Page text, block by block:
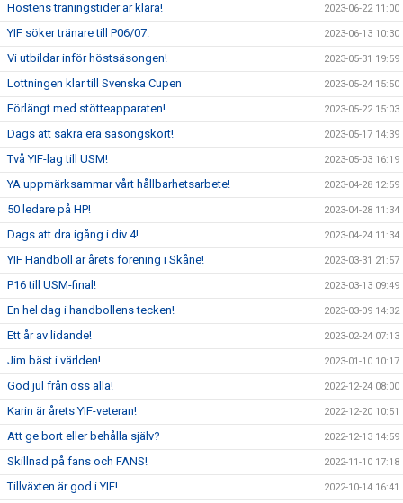
Höstens träningstider är klara! 2023-06-22 11:00
YIF söker tränare till P06/07. 2023-06-13 10:30
Vi utbildar inför höstsäsongen! 2023-05-31 19:59
Lottningen klar till Svenska Cupen 2023-05-24 15:50
Förlängt med stötteapparaten! 2023-05-22 15:03
Dags att säkra era säsongskort! 2023-05-17 14:39
Två YIF-lag till USM! 2023-05-03 16:19
YA uppmärksammar vårt hållbarhetsarbete! 2023-04-28 12:59
50 ledare på HP! 2023-04-28 11:34
Dags att dra igång i div 4! 2023-04-24 11:34
YIF Handboll är årets förening i Skåne! 2023-03-31 21:57
P16 till USM-final! 2023-03-13 09:49
En hel dag i handbollens tecken! 2023-03-09 14:32
Ett år av lidande! 2023-02-24 07:13
Jim bäst i världen! 2023-01-10 10:17
God jul från oss alla! 2022-12-24 08:00
Karin är årets YIF-veteran! 2022-12-20 10:51
Att ge bort eller behålla själv? 2022-12-13 14:59
Skillnad på fans och FANS! 2022-11-10 17:18
Tillväxten är god i YIF! 2022-10-14 16:41